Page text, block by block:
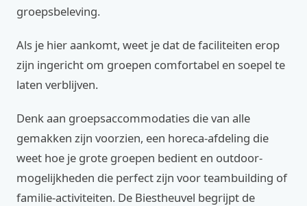
groepsbeleving.
Als je hier aankomt, weet je dat de faciliteiten erop
zijn ingericht om groepen comfortabel en soepel te
laten verblijven.
Denk aan groepsaccommodaties die van alle
gemakken zijn voorzien, een horeca-afdeling die
weet hoe je grote groepen bedient en outdoor-
mogelijkheden die perfect zijn voor teambuilding of
familie-activiteiten. De Biestheuvel begrijpt de